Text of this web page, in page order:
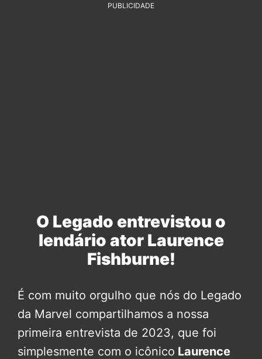
PUBLICIDADE
O Legado entrevistou o
lendário ator Laurence
Fishburne!
É com muito orgulho que nós do Legado
da Marvel compartilhamos a nossa
primeira entrevista de 2023, que foi
simplesmente com o icônico Laurence